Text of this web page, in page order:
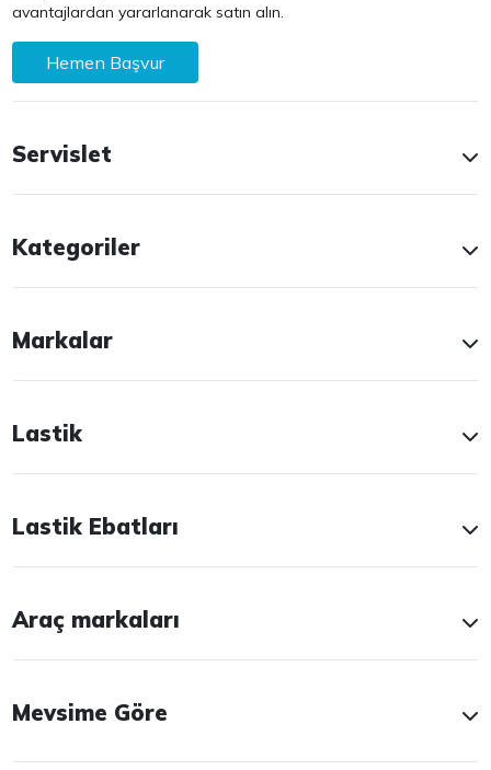
avantajlardan yararlanarak satın alın.
Hemen Başvur
Servislet
Kategoriler
Markalar
Lastik
Lastik Ebatları
Araç markaları
Mevsime Göre